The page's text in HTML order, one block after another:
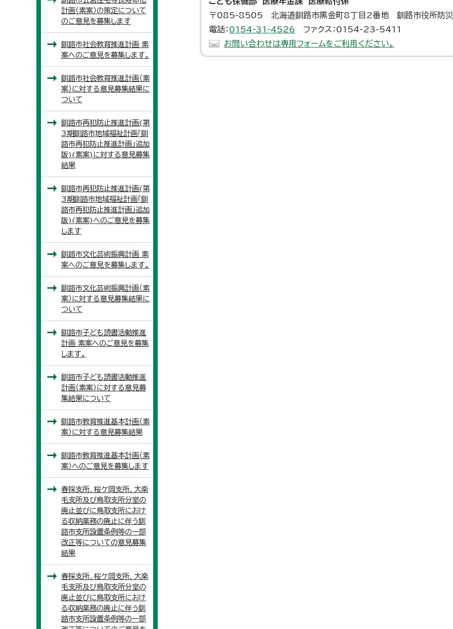
〒085-8505 北海道釧路市黒金町8丁目2番地 釧路市役所防
電話： 0154-31-4526
ファクス：0154-23-5411
お問い合わせは専用フォームをご利用ください。
計画（素案）の策定について
のご意見を募集します
釧路市社会教育推進計画 素
案へのご意見を募集します。
釧路市社会教育推進計画（素
案）に対する意見募集結果に
ついて
釧路市再犯防止推進計画(第
3期釧路市地域福祉計画「釧
路市再犯防止推進計画」追加
版)(素案)に対する意見募集
結果
釧路市再犯防止推進計画(第
3期釧路市地域福祉計画「釧
路市再犯防止推進計画」追加
版)(素案)へのご意見を募集
します
釧路市文化芸術振興計画 素
案へのご意見を募集します。
釧路市文化芸術振興計画（素
案）に対する意見募集結果に
ついて
釧路市子ども読書活動推進
計画 素案へのご意見を募集
します。
釧路市子ども読書活動推進
計画（素案）に対する意見募
集結果について
釧路市教育推進基本計画（素
案）に対する意見募集結果
釧路市教育推進基本計画（素
案）へのご意見を募集します
春採支所、桜ケ岡支所、大楽
毛支所及び鳥取支所分室の
廃止並びに鳥取支所におけ
る収納業務の廃止に伴う釧
路市支所設置条例等の一部
改正等についての意見募集
結果
春採支所、桜ケ岡支所、大楽
毛支所及び鳥取支所分室の
廃止並びに鳥取支所におけ
る収納業務の廃止に伴う釧
路市支所設置条例等の一部